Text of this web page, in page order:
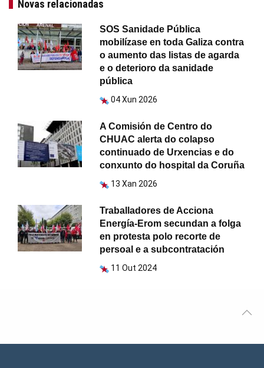
Novas relacionadas
SOS Sanidade Pública
mobilízase en toda Galiza contra
o aumento das listas de agarda
e o deterioro da sanidade
pública
04 Xun 2026
A Comisión de Centro do
CHUAC alerta do colapso
continuado de Urxencias e do
conxunto do hospital da Coruña
13 Xan 2026
Traballadores de Acciona
Energía-Erom secundan a folga
en protesta polo recorte de
persoal e a subcontratación
11 Out 2024